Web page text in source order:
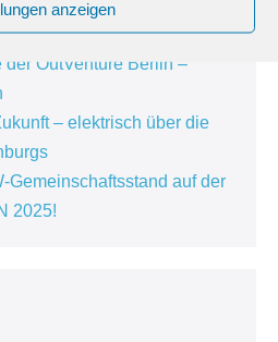
anzeigen
in
OutVenture Berlin –
– elektrisch über die
Gemeinschaftsstand auf der
2025!